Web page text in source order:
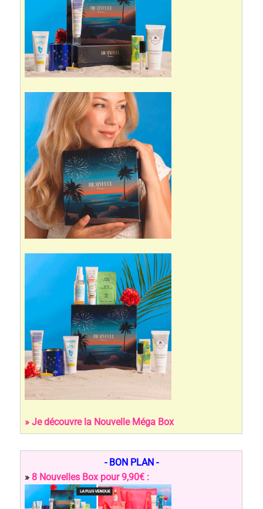
» Je découvre la Nouvelle Méga Box
- BON PLAN -
» 8 Nouvelles Box pour 9,90€ :